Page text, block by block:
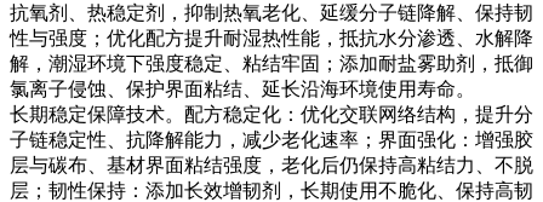
抗氧剂、热稳定剂，抑制热氧老化、延缓分子链降解、保持韧
性与强度；优化配方提升耐湿热性能，抵抗水分渗透、水解降
解，潮湿环境下强度稳定、粘结牢固；添加耐盐雾助剂，抵御
氯离子侵蚀、保护界面粘结、延长沿海环境使用寿命。
长期稳定保障技术。配方稳定化：优化交联网络结构，提升分
子链稳定性、抗降解能力，减少老化速率；界面强化：增强胶
层与碳布、基材界面粘结强度，老化后仍保持高粘结力、不脱
层；韧性保持：添加长效增韧剂，长期使用不脆化、保持高韧